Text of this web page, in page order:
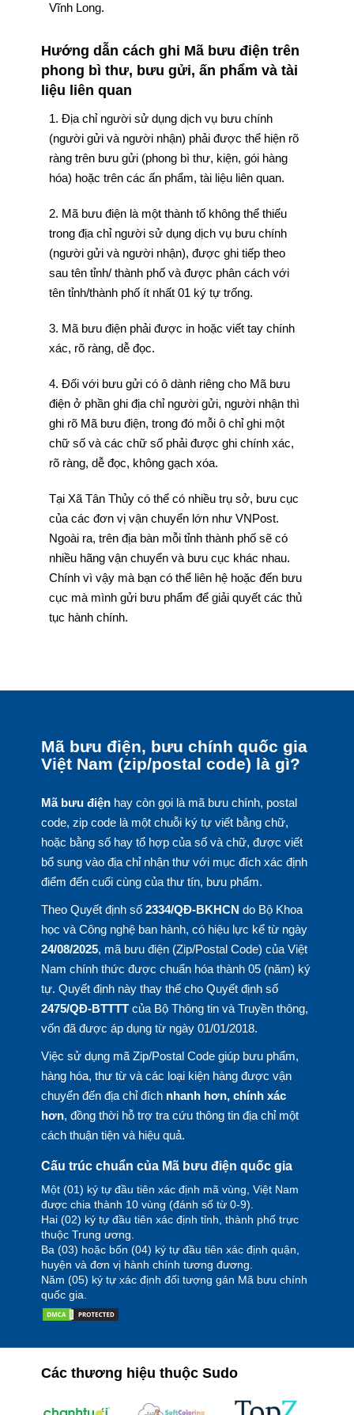
Vĩnh Long.
Hướng dẫn cách ghi Mã bưu điện trên
phong bì thư, bưu gửi, ấn phẩm và tài
liệu liên quan
1. Địa chỉ người sử dụng dịch vụ bưu chính
(người gửi và người nhận) phải được thể hiện rõ
ràng trên bưu gửi (phong bì thư, kiện, gói hàng
hóa) hoặc trên các ấn phẩm, tài liệu liên quan.
2. Mã bưu điện là một thành tố không thể thiếu
trong địa chỉ người sử dụng dịch vụ bưu chính
(người gửi và người nhận), được ghi tiếp theo
sau tên tỉnh/ thành phố và được phân cách với
tên tỉnh/thành phố ít nhất 01 ký tự trống.
3. Mã bưu điện phải được in hoặc viết tay chính
xác, rõ ràng, dễ đọc.
4. Đối với bưu gửi có ô dành riêng cho Mã bưu
điện ở phần ghi địa chỉ người gửi, người nhận thì
ghi rõ Mã bưu điện, trong đó mỗi ô chỉ ghi một
chữ số và các chữ số phải được ghi chính xác,
rõ ràng, dễ đọc, không gạch xóa.
Tại Xã Tân Thủy có thể có nhiều trụ sở, bưu cục
của các đơn vị vận chuyển lớn như VNPost.
Ngoài ra, trên địa bàn mỗi tỉnh thành phố sẽ có
nhiều hãng vận chuyển và bưu cục khác nhau.
Chính vì vậy mà bạn có thể liên hệ hoặc đến bưu
cục mà mình gửi bưu phẩm để giải quyết các thủ
tục hành chính.
Mã bưu điện, bưu chính quốc gia
Việt Nam (zip/postal code) là gì?
Mã bưu điệnhay còn gọi là mã bưu chính, postal
code, zip code là một chuỗi ký tự viết bằng chữ,
hoặc bằng số hay tổ hợp của số và chữ, được viết
bổ sung vào địa chỉ nhận thư với mục đích xác định
điểm đến cuối cùng của thư tín, bưu phẩm.
Theo Quyết định số 2334/QĐ-BKHCN do Bộ Khoa
học và Công nghệ ban hành, có hiệu lực kể từ ngày
24/08/2025, mã bưu điện (Zip/Postal Code) của Việt
Nam chính thức được chuẩn hóa thành 05 (năm) ký
tự. Quyết định này thay thế cho Quyết định số
2475/QĐ-BTTTTcủa Bộ Thông tin và Truyền thông,
vốn đã được áp dụng từ ngày 01/01/2018.
Việc sử dụng mã Zip/Postal Code giúp bưu phẩm,
hàng hóa, thư từ và các loại kiện hàng được vận
chuyển đến địa chỉ đích nhanh hơn, chính xác
hơn, đồng thời hỗ trợ tra cứu thông tin địa chỉ một
cách thuận tiện và hiệu quả.
Cấu trúc chuẩn của Mã bưu điện quốc gia
Một (01) ký tự đầu tiên xác định mã vùng, Việt Nam
được chia thành 10 vùng (đánh số từ 0-9).
Hai (02) ký tự đầu tiên xác định tỉnh, thành phố trực
thuộc Trung ương.
Ba (03) hoặc bốn (04) ký tự đầu tiên xác định quận,
huyện và đơn vị hành chính tương đương.
Năm (05) ký tự xác định đối tượng gán Mã bưu chính
quốc gia.
Các thương hiệu thuộc Sudo